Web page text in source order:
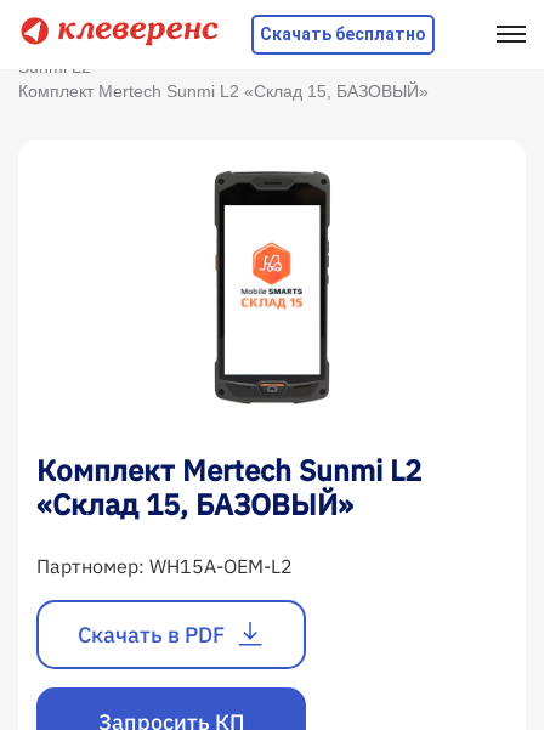
Скачать бесплатно
Главная Оборудование ТСД
Sunmi
Sunmi L2
Комплект Mertech Sunmi L2 «Склад 15, БАЗОВЫЙ»
Комплект Mertech Sunmi L2
«Склад 15, БАЗОВЫЙ»
Партномер: WH15A-OEM-L2
Скачать в PDF
Запросить КП